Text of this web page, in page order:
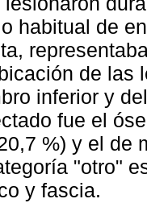
habitual de
de las
inferior y
fue el
%) y el de
"otro"
y fascia.